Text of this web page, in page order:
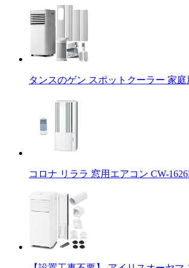
タンスのゲン スポットクーラー 家
コロナ リララ 窓用エアコン CW-